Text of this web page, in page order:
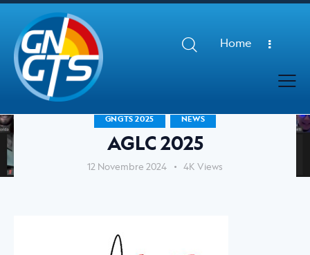
Home
GNGTS 2025 NEWS
AGLC 2025
12 Novembre 2024 4K Views